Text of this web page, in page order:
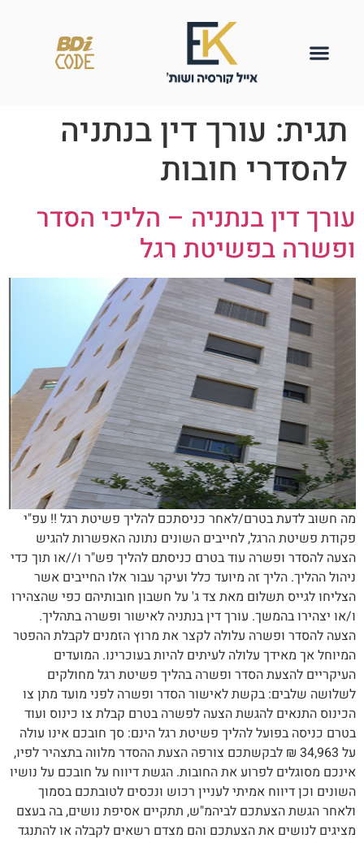
תגית: עורך דין בנתניה
להסדרי חובות
עורך דין בנתניה – הליכי הסדר
ופשרה בפשיטת רגל
מה חשוב לדעת בטרם/לאחר כניסתכם להליך פשיטת רגל !! עפ"י
פקודת פשיטת הרגל, לחייבים השונים נתונה האפשרות להגיש
הצעה להסדר ופשרה עוד בטרם כניסתם להליך פש"ר ו//או תוך כדי
ניהול ההליך. הליך זה מיועד כלל ועיקר עבור אלו החייבים אשר
הצליחו לגייס תשלום מאת צד ג' על חשבון חובותיהם כפי שהצהירו
ו/או יצהירו בהמשך. עורך דין בנתניה לאישור ופשרה בתהליך.
הצעה להסדר ופשרה עלולה לקצר את מרוץ הזמנים לקבלת ההפטר
המיוחל אך מאידך עלולה לעיתים להיות בעוכרינו. המועדים
העיקריים להצעת הסדר ופשרה בהליך פשיטת רגל מחולקים
לשלושה שלבים: בקשת לאישור הסדר ופשרה לפני מועד מתן צו
הכינוס התנאים להגשת הצעה לפשרה בטרם קבלת צו כינוס ועוד
בטרם כניסה בפועל להליך פשיטת רגל הינם: סך חובכם אינו עולה
על 34,963 ₪ לבקשתכם צורפה הצעת ההסדר מלווה בתצהיר לפיו,
אינכם מסוגלים לפרוע את החובות. הגשת דיווח על חובכם על נושיו
השונים וכן דיווח אמיתי לעניין רכוש ונכסים לטובתכם בסמוך
ולאחר הגשת הצעתכם לביהמ"ש, תתקיים אסיפת נושים, בה בעצם
מציגים לנושים את הצעתכם והם מצדם רשאים לקבלה או להתנגד